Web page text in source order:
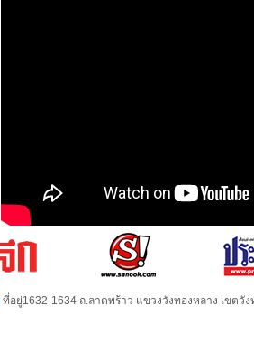
ที่อยู่1632-1634 ถ.ลาดพร้าว แขวงวังทองหลาง เขตวั